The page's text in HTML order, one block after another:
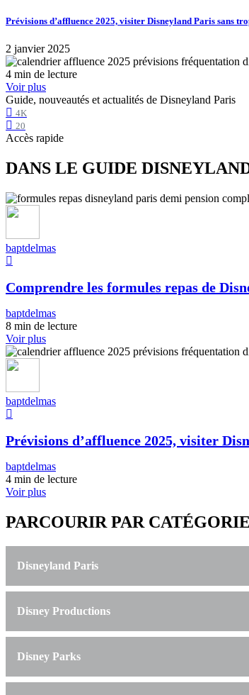
Prévisions d’affluence 2025, visiter Disneyland Paris sans
2 janvier 2025
4 min de lecture
Voir plus
Guide, nouveautés et actualités de Disneyland Paris
4K
20
Accès rapide
DANS LE GUIDE
baptdelmas
Comprendre les formules repas de
baptdelmas
8 min de lecture
Voir plus
baptdelmas
Prévisions d’affluence 2025, visiter
baptdelmas
4 min de lecture
Voir plus
PARCOURIR PAR CATÉGORIE
Disneyland Paris
Disney Productions
Disney Parks